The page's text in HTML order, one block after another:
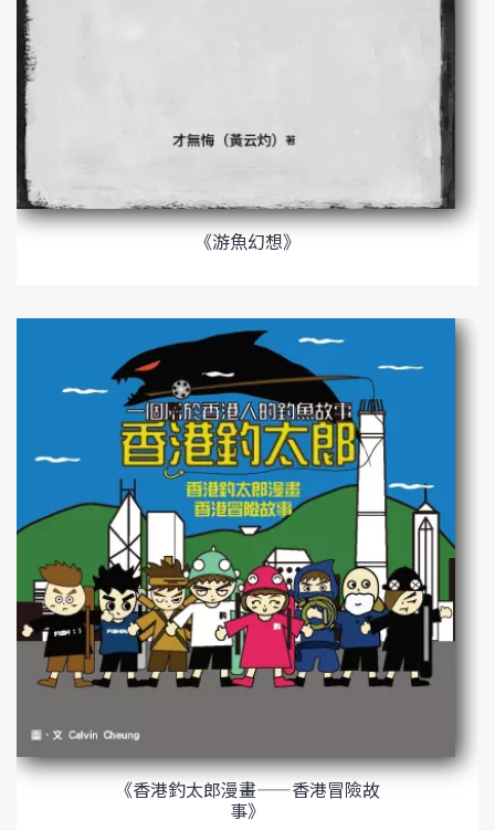
《游魚幻想》
《香港釣太郎漫畫——香港冒險故
事》